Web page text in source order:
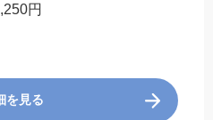
円
を見る